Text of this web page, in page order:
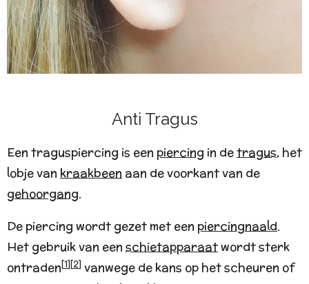
Anti Tragus
Een traguspiercing is een piercing in detragus, het
lobje van kraakbeen aan de voorkant van de
gehoorgang.
De piercing wordt gezet met een piercingnaald.
Het gebruik van een schietapparaatwordt sterk
ontraden[1][2] vanwege de kans op het scheuren of